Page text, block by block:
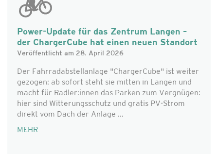
Power-Update für das Zentrum Langen –
der ChargerCube hat einen neuen Standort
Veröffentlicht am 28. April 2026
Der Fahrradabstellanlage "ChargerCube" ist weiter
gezogen: ab sofort steht sie mitten in Langen und
macht für Radler:innen das Parken zum Vergnügen:
hier sind Witterungsschutz und gratis PV-Strom
direkt vom Dach der Anlage ...
MEHR